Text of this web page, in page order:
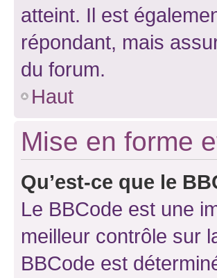
atteint. Il est
répondant, mais
du forum.
Haut
Mise en forme
Qu’est-ce que le
Le BBCode est une
meilleur contrôle sur
BBCode est